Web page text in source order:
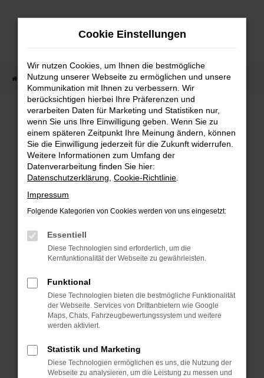
Zum
Startseite Fahrzeugangebote Fahrzeugmarkt
Fahrzeugmarkt
Fehler: Network Error
Beim Laden ist ein Fehler aufgetreten.
Hier sind ein paar Tipps, die dir helfen können:
Überprüfe deine Firewall und deine
Internetverbindung.
deine Suchmaschine?
Prüfe deine Browsererweiterungen.
Manche Erweiterungen, wie Werbeblocker,
können das Laden bestimmter Seiten
anderen Browser oder in einem privaten
Fenster?
Cookie Einstellungen
Wir nutzen Cookies, um Ihnen die bestmögliche
Nutzung unserer Webseite zu ermöglichen und unsere
Kommunikation mit Ihnen zu verbessern. Wir
berücksichtigen hierbei Ihre Präferenzen und
verarbeiten Daten für Marketing und Statistiken nur,
wenn Sie uns Ihre Einwilligung geben. Wenn Sie zu
einem späteren Zeitpunkt Ihre Meinung ändern, können
Sie die Einwilligung jederzeit für die Zukunft widerrufen.
Weitere Informationen zum Umfang der
Datenverarbeitung finden Sie hier:
Datenschutzerklärung Cookie-Richtlinie
Impressum
Folgende Kategorien von Cookies werden von uns eingesetzt:
Essentiell
Diese Technologien sind erforderlich, um die
Kernfunktionalität der Webseite zu gewährleisten.
Funktional
Diese Technologien bieten die bestmögliche Funktionalität
der Webseite. Services von Drittanbietern wie Google
Maps, Chats, Fahrzeugbewertungssystem und weitere
werden aktiviert.
Statistik und Marketing
Diese Technologien ermöglichen es uns, die Nutzung der
Webseite zu analysieren, um die Leistung zu messen und